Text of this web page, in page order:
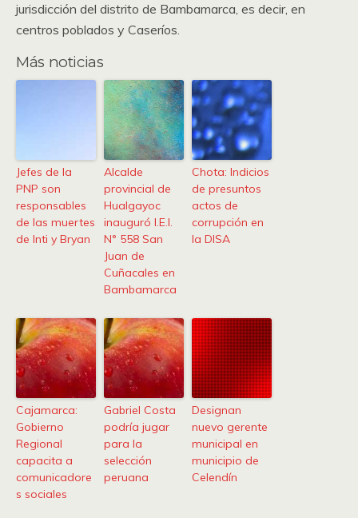
jurisdicción del distrito de Bambamarca, es decir, en
centros poblados y Caseríos.
Más noticias
Jefes de la
PNP son
responsables
de las muertes
de Inti y Bryan
Alcalde
provincial de
Hualgayoc
inauguró I.E.I.
N° 558 San
Juan de
Cuñacales en
Bambamarca
Chota: Indicios
de presuntos
actos de
corrupción en
la DISA
Cajamarca:
Gobierno
Regional
capacita a
comunicadore
s sociales
Gabriel Costa
podría jugar
para la
selección
peruana
Designan
nuevo gerente
municipal en
municipio de
Celendín